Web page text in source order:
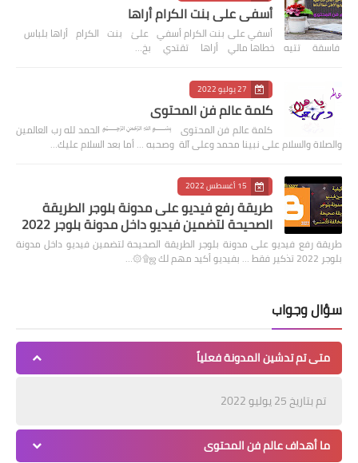
أسفي على بنت الكرام أراها
أسفي على بنت الكرام أسفي علىٰ بنت الكرام أراها بلباس
فاسقة تتيه خطاها مالي أراها تقتدي بخ…
27 يوليو 2022
كلمة عالم فن المحتوى
كلمة عالم فن المحتوى ﷽ الحمد لله رب العالمين
والصلاة والسلام على نبينا محمد وعلى آلة وصحبه ... أما بعد السلام عليك…
15 أغسطس 2022
طريقة رفع فيديو على مدونة بلوجر الطريقة
الصحيحة لتضمين فيديو داخل مدونة بلوجر 2022
طريقة رفع فيديو على مدونة بلوجر الطريقة الصحيحة لتضمين فيديو داخل مدونة
بلوجر 2022 تذكير فقط … بفيديو أكيد مهم لك ஜ۩۞…
سؤال وجواب
متى تم تدشين المدونة فعلياً
تم بتاريخ 25 يوليو 2022
ما أهداف عالم فن المحتوى